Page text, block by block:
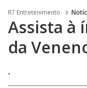
R7 Entretenimento
Assista à
da
.